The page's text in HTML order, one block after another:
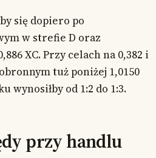
się dopiero po
w strefie D oraz
XC. Przy celach na 0,382 i
tuż poniżej 1,0150
wynosiłby od 1:2 do 1:3.
przy handlu